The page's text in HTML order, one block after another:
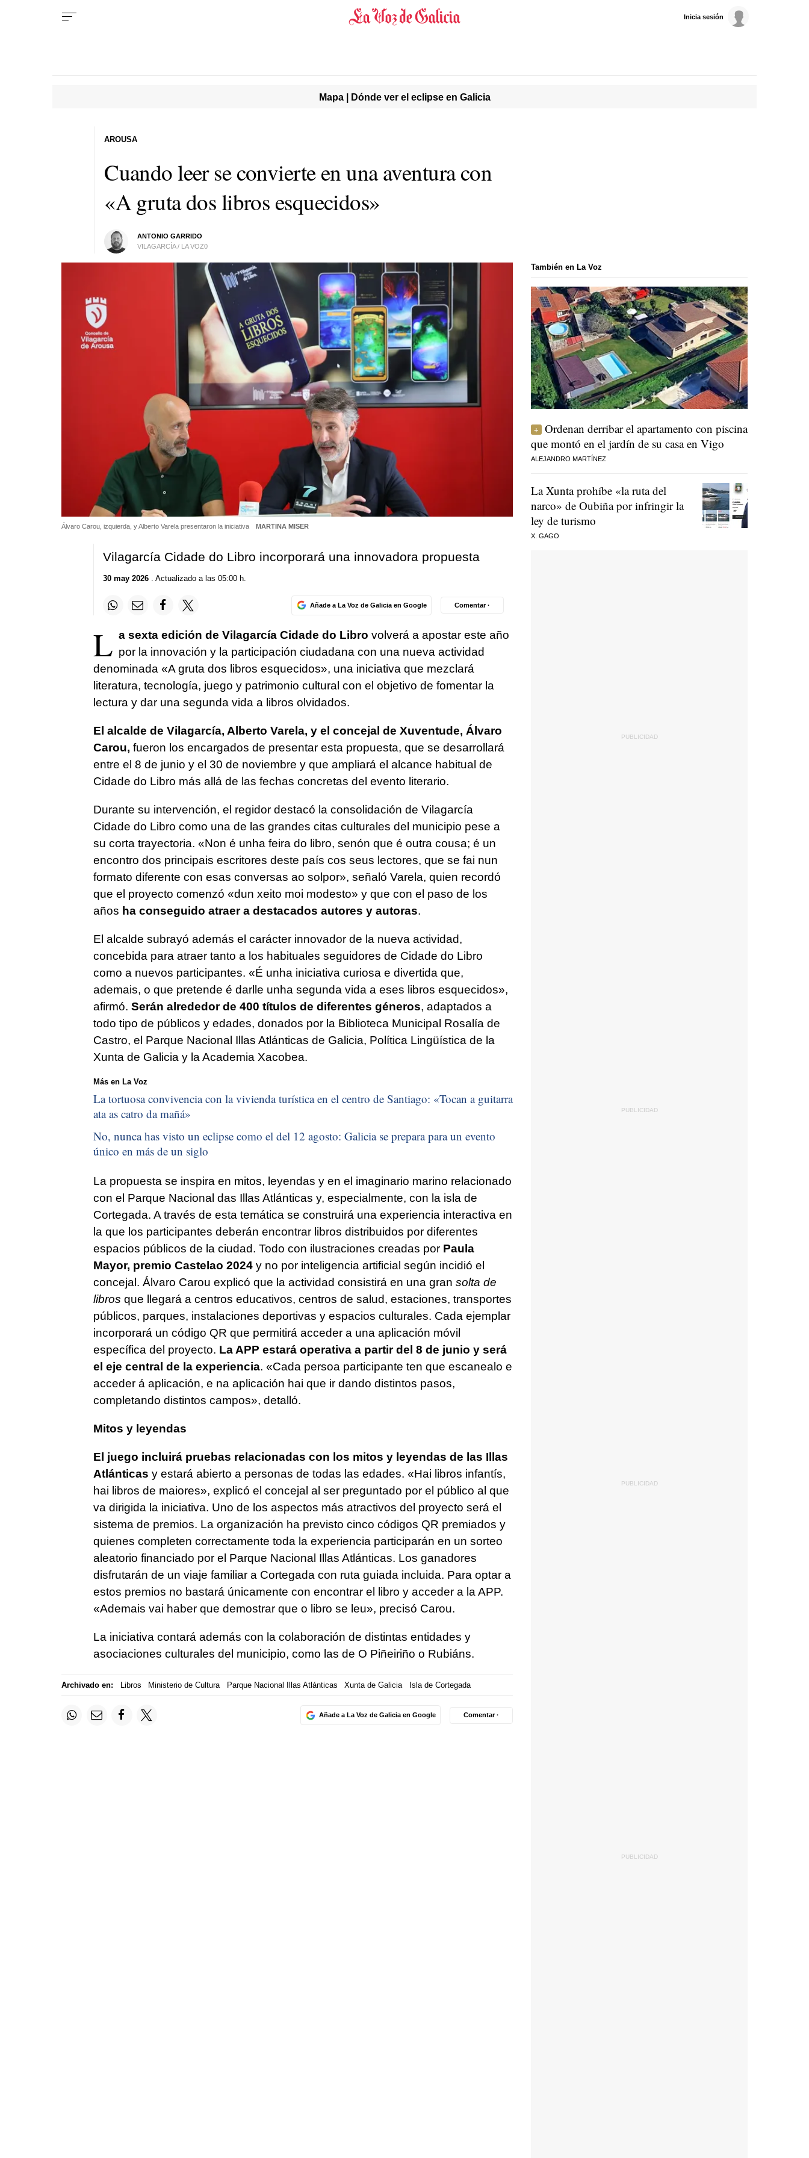
Inicia sesión
Mapa | Dónde ver el eclipse en Galicia
Cuando leer se convierte en una aventura con
«A gruta dos libros esquecidos»
ANTONIO GARRIDO
VILAGARCÍA / LA VOZ0
AROUSA
Álvaro Carou, izquierda, y Alberto Varela presentaron la iniciativa MARTINA MISER
Vilagarcía Cidade do Libro incorporará una innovadora propuesta
30 may 2026. Actualizado a las 05:00 h.
Añade a La Voz de Galicia en Google Comentar ·
L a sexta edición de Vilagarcía Cidade do Libro volverá a apostar este año
por la innovación y la participación ciudadana con una nueva actividad
denominada «A gruta dos libros esquecidos», una iniciativa que mezclará
literatura, tecnología, juego y patrimonio cultural con el objetivo de fomentar la
lectura y dar una segunda vida a libros olvidados.
El alcalde de Vilagarcía, Alberto Varela, y el concejal de Xuventude, Álvaro
Carou, fueron los encargados de presentar esta propuesta, que se desarrollará
entre el 8 de junio y el 30 de noviembre y que ampliará el alcance habitual de
Cidade do Libro más allá de las fechas concretas del evento literario.
Durante su intervención, el regidor destacó la consolidación de Vilagarcía
Cidade do Libro como una de las grandes citas culturales del municipio pese a
su corta trayectoria. «Non é unha feira do libro, senón que é outra cousa; é un
encontro dos principais escritores deste país cos seus lectores, que se fai nun
formato diferente con esas conversas ao solpor», señaló Varela, quien recordó
que el proyecto comenzó «dun xeito moi modesto» y que con el paso de los
años ha conseguido atraer a destacados autores y autoras.
El alcalde subrayó además el carácter innovador de la nueva actividad,
concebida para atraer tanto a los habituales seguidores de Cidade do Libro
como a nuevos participantes. «É unha iniciativa curiosa e divertida que,
ademais, o que pretende é darlle unha segunda vida a eses libros esquecidos»,
afirmó. Serán alrededor de 400 títulos de diferentes géneros, adaptados a
todo tipo de públicos y edades, donados por la Biblioteca Municipal Rosalía de
Castro, el Parque Nacional Illas Atlánticas de Galicia, Política Lingüística de la
Xunta de Galicia y la Academia Xacobea.
Más en La Voz
La tortuosa convivencia con la vivienda turística en el centro de Santiago: «Tocan a guitarra
ata as catro da mañá»
No, nunca has visto un eclipse como el del 12 agosto: Galicia se prepara para un evento
único en más de un siglo
La propuesta se inspira en mitos, leyendas y en el imaginario marino relacionado
con el Parque Nacional das Illas Atlánticas y, especialmente, con la isla de
Cortegada. A través de esta temática se construirá una experiencia interactiva en
la que los participantes deberán encontrar libros distribuidos por diferentes
espacios públicos de la ciudad. Todo con ilustraciones creadas por Paula
Mayor, premio Castelao 2024y no por inteligencia artificial según incidió el
concejal. Álvaro Carou explicó que la actividad consistirá en una gran solta de
libros que llegará a centros educativos, centros de salud, estaciones, transportes
públicos, parques, instalaciones deportivas y espacios culturales. Cada ejemplar
incorporará un código QR que permitirá acceder a una aplicación móvil
específica del proyecto. La APP estará operativa a partir del 8 de junio y será
el eje central de la experiencia. «Cada persoa participante ten que escanealo e
acceder á aplicación, e na aplicación hai que ir dando distintos pasos,
completando distintos campos», detalló.
Mitos y leyendas
El juego incluirá pruebas relacionadas con los mitos y leyendas de las Illas
Atlánticas y estará abierto a personas de todas las edades. «Hai libros infantís,
hai libros de maiores», explicó el concejal al ser preguntado por el público al que
va dirigida la iniciativa. Uno de los aspectos más atractivos del proyecto será el
sistema de premios. La organización ha previsto cinco códigos QR premiados y
quienes completen correctamente toda la experiencia participarán en un sorteo
aleatorio financiado por el Parque Nacional Illas Atlánticas. Los ganadores
disfrutarán de un viaje familiar a Cortegada con ruta guiada incluida. Para optar a
estos premios no bastará únicamente con encontrar el libro y acceder a la APP.
«Ademais vai haber que demostrar que o libro se leu», precisó Carou.
La iniciativa contará además con la colaboración de distintas entidades y
asociaciones culturales del municipio, como las de O Piñeiriño o Rubiáns.
Archivado en: Libros Ministerio de Cultura Parque Nacional Illas Atlánticas Xunta de Galicia Isla de Cortegada
Añade a La Voz de Galicia en Google Comentar ·
También en La Voz
Ordenan derribar el apartamento con piscina
que montó en el jardín de su casa en Vigo
ALEJANDRO MARTÍNEZ
La Xunta prohíbe «la ruta del
narco» de Oubiña por infringir la
ley de turismo
X. GAGO